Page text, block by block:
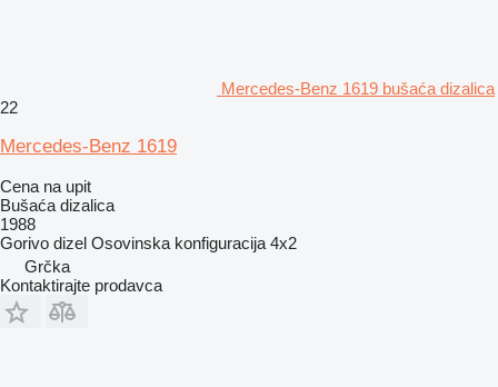
Mercedes-Benz 1619 bušaća dizalica
22
Mercedes-Benz 1619
Cena na upit
Bušaća dizalica
1988
Gorivo dizel Osovinska konfiguracija 4x2
Grčka
Kontaktirajte prodavca